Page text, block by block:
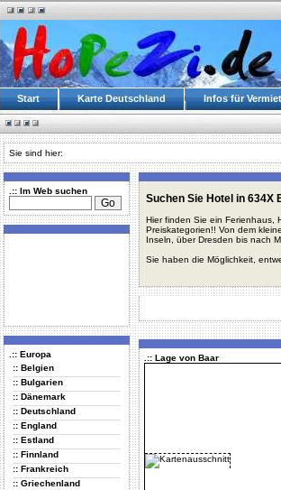
Start Karte Deutschland Infos für
Sie sind hier:
.:: Im Web suchen
.:: Europa
:: Belgien
:: Bulgarien
:: Dänemark
:: Deutschland
:: England
:: Estland
:: Finnland
:: Frankreich
:: Griechenland
Suchen Sie Hotel in 634X
Hier finden Sie ein Ferienhaus,
Preiskategorien!! Von dem
Inseln, über Dresden bis nach
Sie haben die Möglichkeit,
.:: Lage von Baar